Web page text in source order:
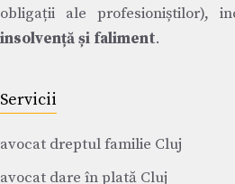
obligații ale profesioniștilor),
insolvență și faliment.
Servicii
avocat dreptul familie Cluj
avocat dare în plată Cluj